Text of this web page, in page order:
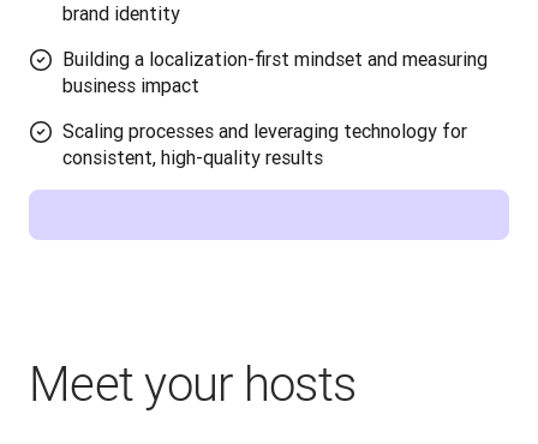
brand identity
Building a localization-first mindset and measuring
business impact
Scaling processes and leveraging technology for
consistent, high-quality results
Meet your hosts